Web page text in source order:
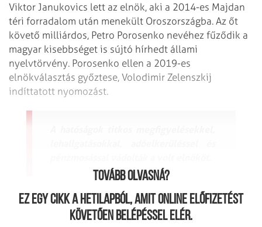
Viktor Janukovics lett az elnök, aki a 2014-es Majdan
téri forradalom után menekült Oroszországba. Az őt
követő milliárdos, Petro Porosenko nevéhez fűződik a
magyar kisebbséget is sújtó hírhedt állami
nyelvtörvény. Porosenko ellen a 2019-es
elnökválasztás győztese, Volodimir Zelenszkij
indíttatott nyomozást.
Tovább olvasná?
Ez egy cikk a hetilapból, amit online előfizetést
követően belépéssel elér.